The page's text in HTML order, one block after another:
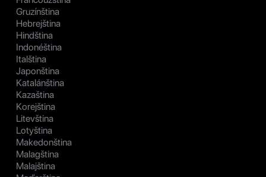
Gruzínština
Hebrejština
Hindština
Indonéština
Italština
Japonština
Katalánština
Kazaština
Korejština
Litevština
Lotyština
Makedonština
Malagština
Malajština